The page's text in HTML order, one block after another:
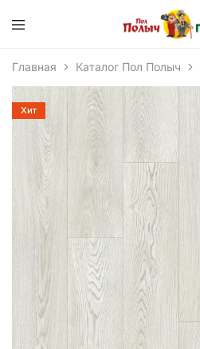
Главная Каталог Пол Полыч
Хит